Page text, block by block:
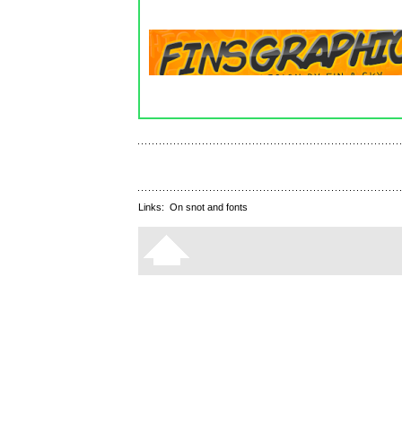
Links: On snot and fonts